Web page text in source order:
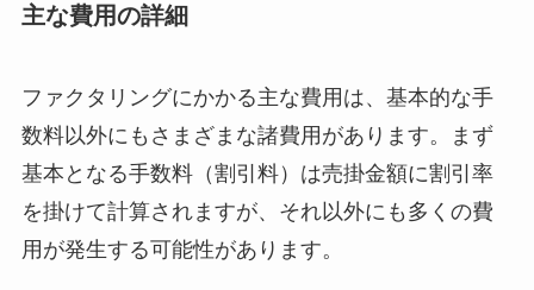
主な費用の詳細
ファクタリングにかかる主な費用は、基本的な手
数料以外にもさまざまな諸費用があります。まず
基本となる手数料（割引料）は売掛金額に割引率
を掛けて計算されますが、それ以外にも多くの費
用が発生する可能性があります。